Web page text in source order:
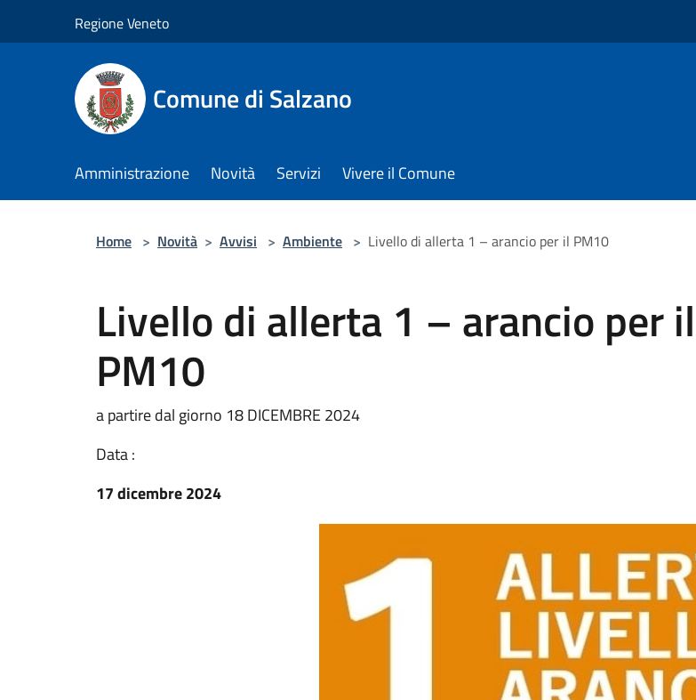
Regione Veneto
Comune di Salzano
Amministrazione Novità Servizi Vivere il Comune
Home > Novità > Avvisi > Ambiente > Livello di allerta 1 – arancio per il PM10
Livello di allerta 1 – arancio per il
PM10
a partire dal giorno 18 DICEMBRE 2024
Data :
17 dicembre 2024